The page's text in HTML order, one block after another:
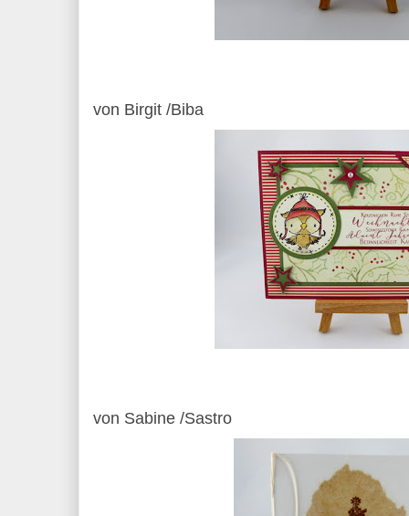
von Birgit /Biba
von Sabine /Sastro